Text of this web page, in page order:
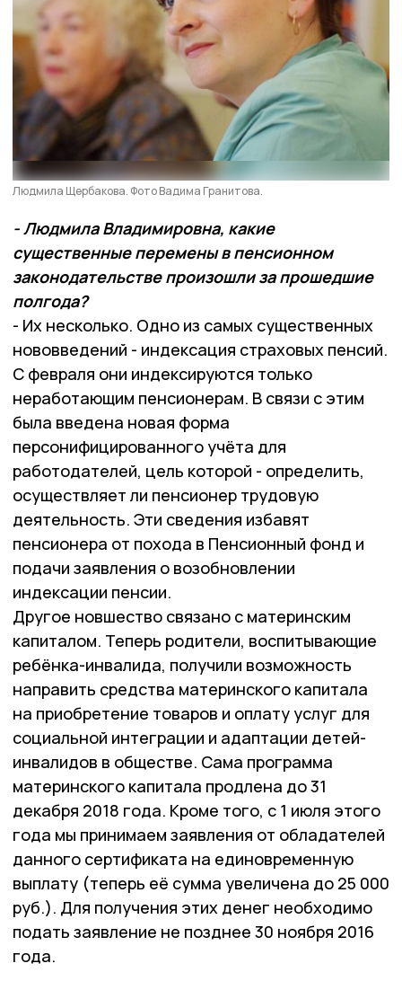
Людмила Щербакова. Фото Вадима Гранитова.
- Людмила Владимировна, какие
существенные перемены в пенсионном
законодательстве произошли за прошедшие
полгода?
- Их несколько. Одно из самых существенных
нововведений - индексация страховых пенсий.
С февраля они индексируются только
неработающим пенсионерам. В связи с этим
была введена новая форма
персонифицированного учёта для
работодателей, цель которой - определить,
осуществляет ли пенсионер трудовую
деятельность. Эти сведения избавят
пенсионера от похода в Пенсионный фонд и
подачи заявления о возобновлении
индексации пенсии.
Другое новшество связано с материнским
капиталом. Теперь родители, воспитывающие
ребёнка-инвалида, получили возможность
направить средства материнского капитала
на приобретение товаров и оплату услуг для
социальной интеграции и адаптации детей-
инвалидов в обществе. Сама программа
материнского капитала продлена до 31
декабря 2018 года. Кроме того, с 1 июля этого
года мы принимаем заявления от обладателей
данного сертификата на единовременную
выплату (теперь её сумма увеличена до 25 000
руб.). Для получения этих денег необходимо
подать заявление не позднее 30 ноября 2016
года.